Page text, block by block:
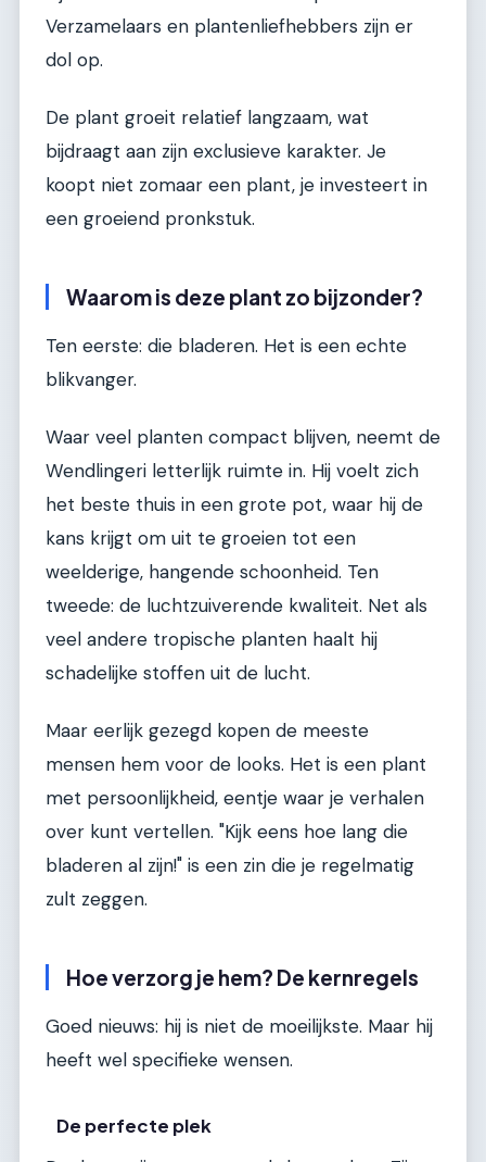
Verzamelaars en plantenliefhebbers zijn er
dol op.
De plant groeit relatief langzaam, wat
bijdraagt aan zijn exclusieve karakter. Je
koopt niet zomaar een plant, je investeert in
een groeiend pronkstuk.
Waarom is deze plant zo bijzonder?
Ten eerste: die bladeren. Het is een echte
blikvanger.
Waar veel planten compact blijven, neemt de
Wendlingeri letterlijk ruimte in. Hij voelt zich
het beste thuis in een grote pot, waar hij de
kans krijgt om uit te groeien tot een
weelderige, hangende schoonheid. Ten
tweede: de luchtzuiverende kwaliteit. Net als
veel andere tropische planten haalt hij
schadelijke stoffen uit de lucht.
Maar eerlijk gezegd kopen de meeste
mensen hem voor de looks. Het is een plant
met persoonlijkheid, eentje waar je verhalen
over kunt vertellen. "Kijk eens hoe lang die
bladeren al zijn!" is een zin die je regelmatig
zult zeggen.
Hoe verzorg je hem? De kernregels
Goed nieuws: hij is niet de moeilijkste. Maar hij
heeft wel specifieke wensen.
De perfecte plek